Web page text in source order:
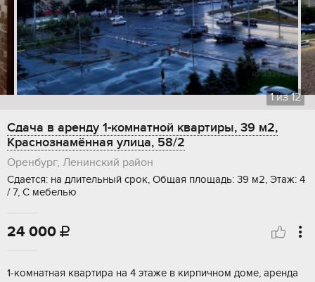
1из12
Сдача в аренду 1-комнатной квартиры, 39 м2,
Краснознамённая улица, 58/2
Оренбург, Ленинский район
Сдается: на длительный срок, Общая площадь: 39 м2, Этаж: 4
/ 7, С мебелью
24 000 
1-комнатная квартира на 4 этаже в кирпичном доме, аренда